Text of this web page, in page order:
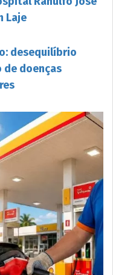
Laje
desequilíbrio
de doenças